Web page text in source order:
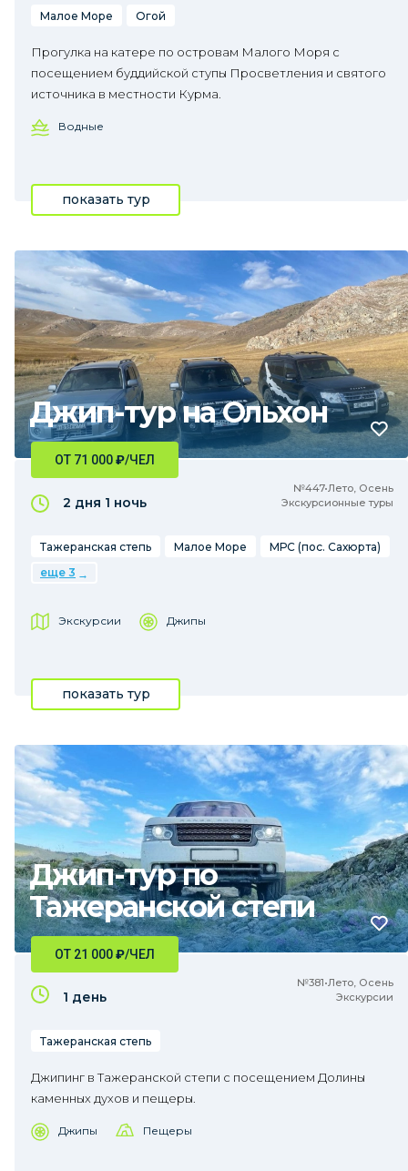
Малое Море Огой
Прогулка на катере по островам Малого Моря с
посещением буддийской ступы Просветления и святого
источника в местности Курма.
Водные
показать тур
Джип-тур на Ольхон
№447•Лето, Осень
Экскурсионные туры
ОТ 71 000₽/ЧЕЛ
2 дня 1 ночь
Тажеранская степь Малое Море
МРС (пос. Сахюрта)
еще 3
Экскурсии Джипы
показать тур
Джип-тур по
Тажеранской степи
№381•Лето, Осень
Экскурсии
ОТ 21 000₽/ЧЕЛ
1 день
Тажеранская степь
Джипинг в Тажеранской степи с посещением Долины
каменных духов и пещеры.
Джипы Пещеры